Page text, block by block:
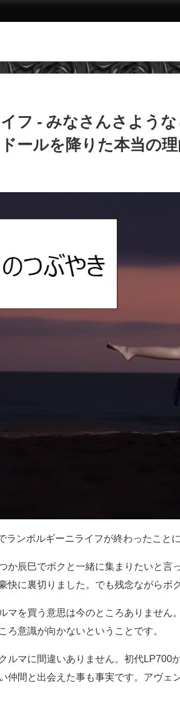
フ - みなさんさよう
ールを降りた本当の理
ンボルギーニライフが終わったことに
か辰巳でボクと一緒に集まりたいと言
快に裏切りました。でも残念ながらボ
マを買う意思は今のところありません
ろ意識が向かないということです。
ルマに間違いありません。初代LP700
仲間と出会えた事も事実です。アヴェ